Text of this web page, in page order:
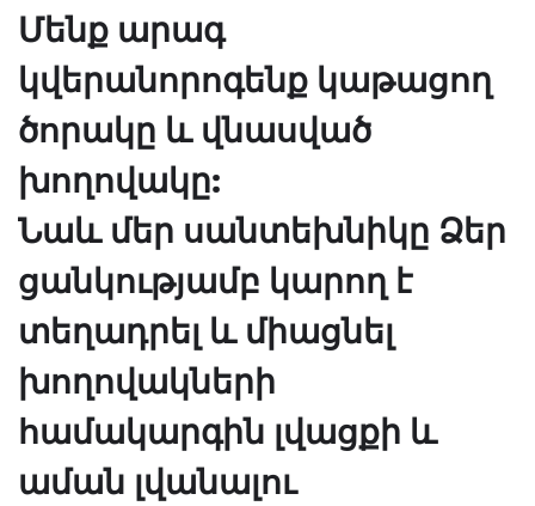
Մենք արագ
կվերանորոգենք կաթացող
ծորակը և վնասված
խողովակը:
Նաև մեր սանտեխնիկը Ձեր
ցանկությամբ կարող է
տեղադրել և միացնել
խողովակների
համակարգին լվացքի և
աման լվանալու